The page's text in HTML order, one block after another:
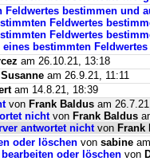
bestimmen und
Feldwertes
Feldwertes
eines bestimmten
am 26.10.21, 13:18
Susanne am 26.9.21, 11:11
am 14.8.21, 18:39
von Frank Baldus am
nichtvon Frank Baldus
antwortet nichtvon Frank
oder löschen von sabine
oder löschen von